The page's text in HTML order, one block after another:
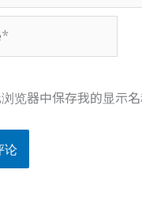
览器中保存我的显示